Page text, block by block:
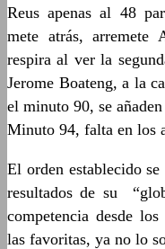
Reus apenas al 48
mete atrás, arremete
respira al ver la
Jerome Boateng, a la
el minuto 90, se
Minuto 94, falta en los
El orden establecido
resultados de su
competencia desde
las favoritas, ya no lo